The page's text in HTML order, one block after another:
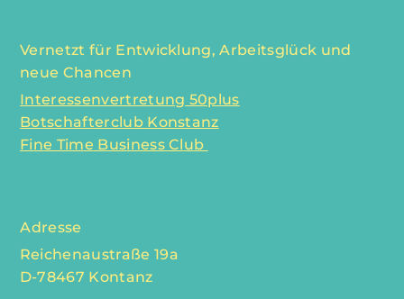
Vernetzt für Entwicklung, Arbeitsglück und
neue Chancen
Interessenvertretung 50plus
Botschafterclub Konstanz
Fine Time Business Club
Adresse
Reichenaustraße 19a
D-78467 Kontanz